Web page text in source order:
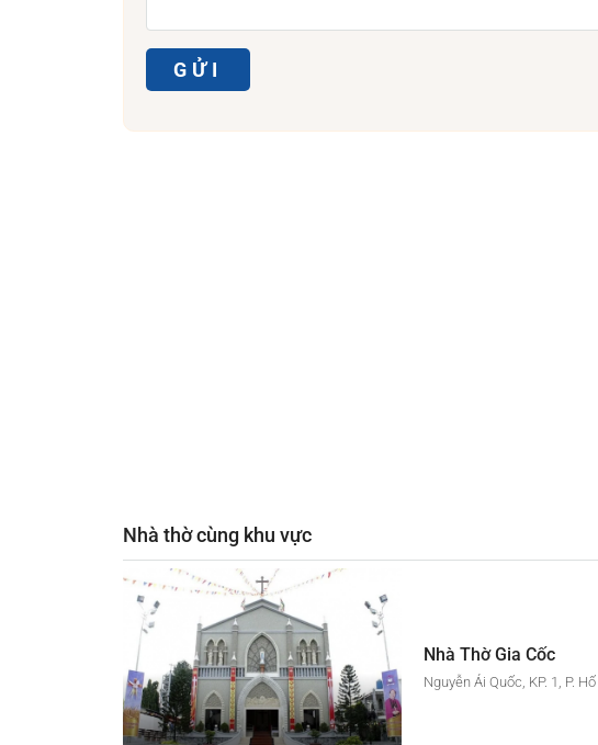
Nhà thờ cùng khu vực
Nhà Thờ Gia Cốc
Nguyễn Ái Quốc, KP. 1, P.